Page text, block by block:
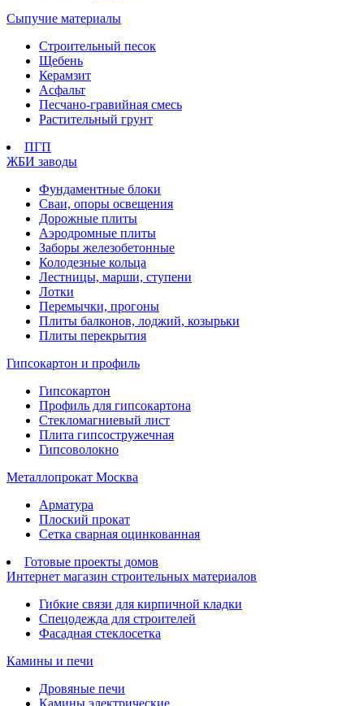
Сыпучие материалы
Строительный песок
Щебень
Керамзит
Асфальт
Песчано-гравийная смесь
Растительный грунт
ПГП
ЖБИ заводы
Фундаментные блоки
Сваи, опоры освещения
Дорожные плиты
Аэродромные плиты
Заборы железобетонные
Колодезные кольца
Лестницы, марши, ступени
Лотки
Перемычки, прогоны
Плиты балконов, лоджий, козырьки
Плиты перекрытия
Гипсокартон и профиль
Гипсокартон
Профиль для гипсокартона
Стекломагниевый лист
Плита гипсостружечная
Гипсоволокно
Металлопрокат Москва
Арматура
Плоский прокат
Сетка сварная оцинкованная
Готовые проекты домов
Интернет магазин строительных материалов
Гибкие связи для кирпичной кладки
Спецодежда для строителей
Фасадная стеклосетка
Камины и печи
Дровяные печи